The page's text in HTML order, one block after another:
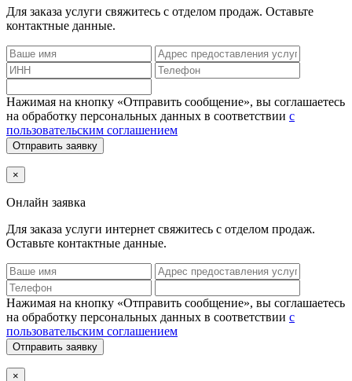
Для заказа услуги свяжитесь с отделом продаж. Оставьте
контактные данные.
Нажимая на кнопку «Отправить сообщение», вы соглашаетесь
на обработку персональных данных в соответствии с
пользовательским соглашением
Отправить заявку
×
Онлайн заявка
Для заказа услуги интернет свяжитесь с отделом продаж.
Оставьте контактные данные.
Нажимая на кнопку «Отправить сообщение», вы соглашаетесь
на обработку персональных данных в соответствии с
пользовательским соглашением
Отправить заявку
×